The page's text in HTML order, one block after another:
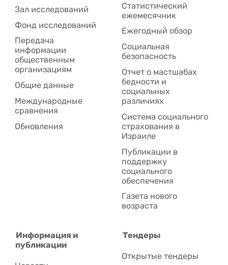
Зал исследований
Фонд исследований
Передача
информации
общественным
организациям
Общие данные
Международные
сравнения
Обновления
Статистический
ежемесячник
Ежегодный обзор
Социальная
безопасность
Отчет о мастшабах
бедности и
социальных
различиях
Система социального
страхования в
Израиле
Публикации в
поддержку
социального
обеспечения
Газета нового
возраста
Информация и
публикации
Тендеры
Открытые тендеры